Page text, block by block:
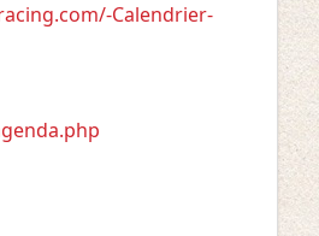
Calendrier-